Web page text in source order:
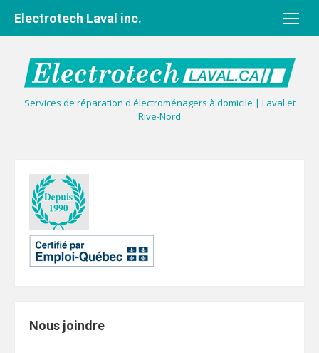
Services de réparation d'électroménagers à domicile | Laval et
Rive-Nord
Electrotech Laval inc.
Nous joindre